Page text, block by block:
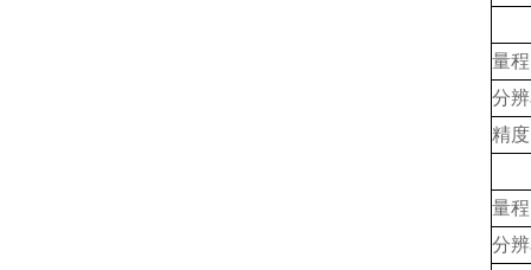
量程
分
精
量程
分